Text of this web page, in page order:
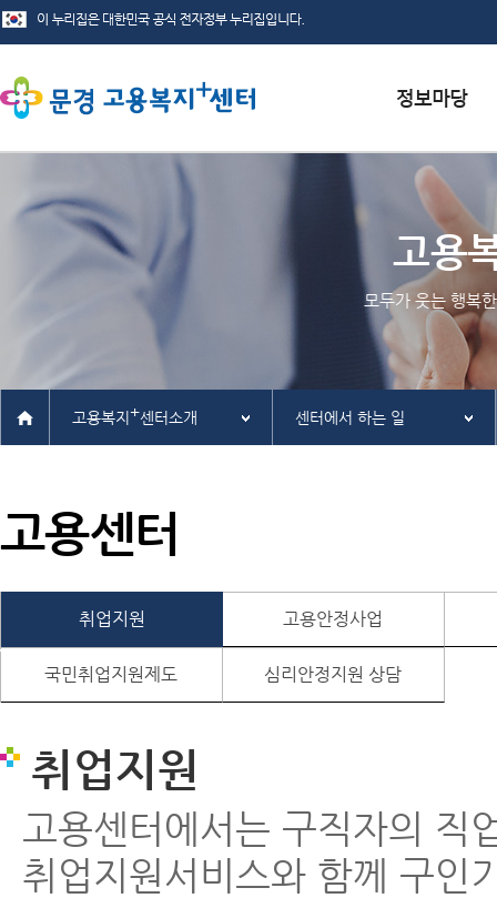
서식자료실
채용정보
인재정보
관련사이트
고용
모두가 웃는 행복
고용복지 +센터소개 센터에서 하는 일
고용센터
취업지원 고용안정사업
국민취업지원제도 심리안정지원 상담
취업지원
고용센터에서는 구직자의 직
취업지원서비스와 함께 구인